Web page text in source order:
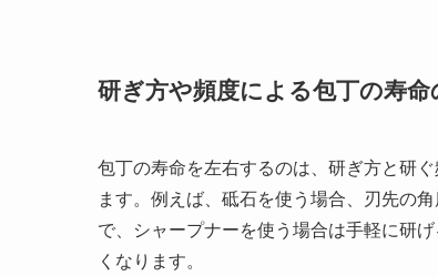
研ぎ方や頻度による包丁の寿命
包丁の寿命を左右するのは、研ぎ方と研
ます。例えば、砥石を使う場合、刃先の
で、シャープナーを使う場合は手軽に研
くなります。